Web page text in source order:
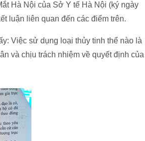
Hà Nội của Sở Y tế Hà Nội (ký ngày
luận liên quan đến các điểm trên.
Việc sử dụng loại thủy tinh thể nào là
và chịu trách nhiệm về quyết định của